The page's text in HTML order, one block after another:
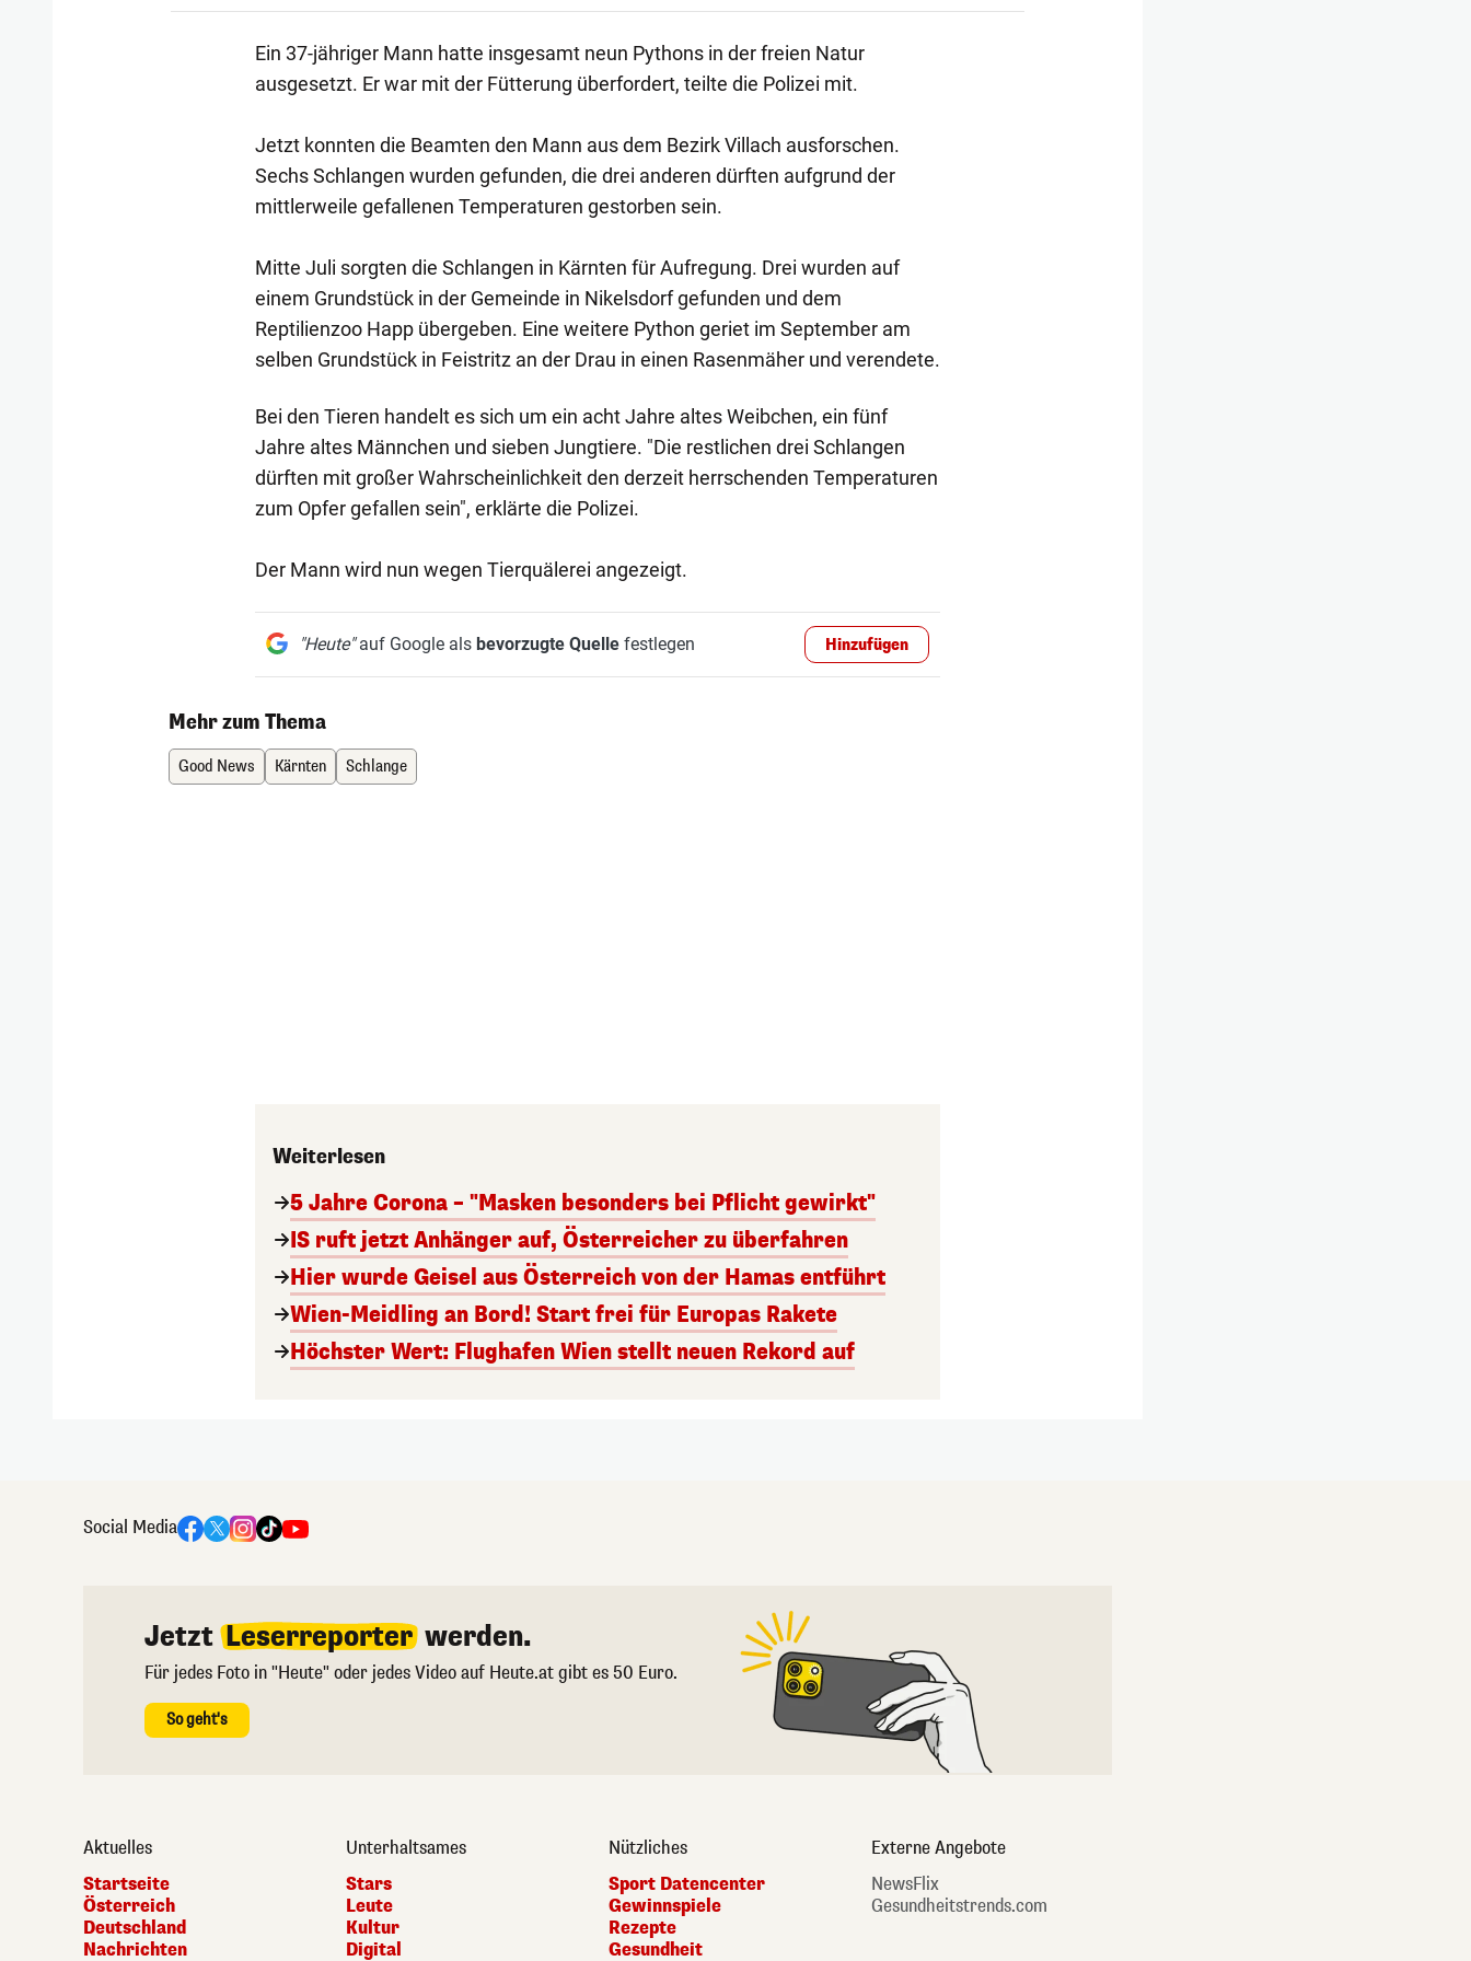
Ein 37-jähriger Mann hatte insgesamt neun Pythons in der freien Natur
ausgesetzt. Er war mit der Fütterung überfordert, teilte die Polizei mit.
Jetzt konnten die Beamten den Mann aus dem Bezirk Villach ausforschen.
Sechs Schlangen wurden gefunden, die drei anderen dürften aufgrund der
mittlerweile gefallenen Temperaturen gestorben sein.
Mitte Juli sorgten die Schlangen in Kärnten für Aufregung. Drei wurden auf
einem Grundstück in der Gemeinde in Nikelsdorf gefunden und dem
Reptilienzoo Happ übergeben. Eine weitere Python geriet im September am
selben Grundstück in Feistritz an der Drau in einen Rasenmäher und verendete.
Bei den Tieren handelt es sich um ein acht Jahre altes Weibchen, ein fünf
Jahre altes Männchen und sieben Jungtiere. "Die restlichen drei Schlangen
dürften mit großer Wahrscheinlichkeit den derzeit herrschenden Temperaturen
zum Opfer gefallen sein", erklärte die Polizei.
Der Mann wird nun wegen Tierquälerei angezeigt.
"Heute"auf Google als bevorzugte Quellefestlegen Hinzufügen
Mehr zum Thema
Good News Kärnten Schlange
Weiterlesen
5 Jahre Corona – "Masken besonders bei Pflicht gewirkt"
IS ruft jetzt Anhänger auf, Österreicher zu überfahren
Hier wurde Geisel aus Österreich von der Hamas entführt
Wien-Meidling an Bord! Start frei für Europas Rakete
Höchster Wert: Flughafen Wien stellt neuen Rekord auf
Social Media
Jetzt Leserreporter werden.
Für jedes Foto in "Heute" oder jedes Video auf Heute.at gibt es 50 Euro.
So geht's
Aktuelles
Startseite
Österreich
Deutschland
Nachrichten
Unterhaltsames
Stars
Leute
Kultur
Digital
Nützliches
Sport Datencenter
Gewinnspiele
Rezepte
Gesundheit
Externe Angebote
NewsFlix
Gesundheitstrends.com